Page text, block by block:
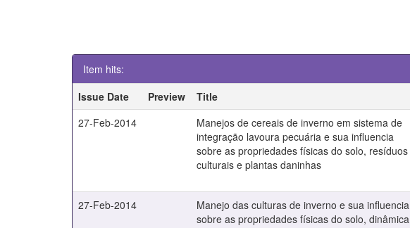
Item hits:
Issue Date
Preview Title
27-Feb-2014
Manejos de cereais de inverno em sistema de
integração lavoura pecuária e sua influencia
sobre as propriedades físicas do solo, resíduos
culturais e plantas daninhas
27-Feb-2014
Manejo das culturas de inverno e sua influencia
sobre as propriedades físicas do solo, dinâmica